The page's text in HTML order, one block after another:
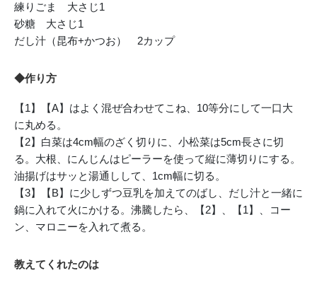
練りごま 大さじ1
砂糖 大さじ1
だし汁（昆布+かつお） 2カップ
◆作り方
【1】【A】はよく混ぜ合わせてこね、10等分にして一口大
に丸める。
【2】白菜は4cm幅のざく切りに、小松菜は5cm長さに切
る。大根、にんじんはピーラーを使って縦に薄切りにする。
油揚げはサッと湯通しして、1cm幅に切る。
【3】【B】に少しずつ豆乳を加えてのばし、だし汁と一緒に
鍋に入れて火にかける。沸騰したら、【2】、【1】、コー
ン、マロニーを入れて煮る。
教えてくれたのは